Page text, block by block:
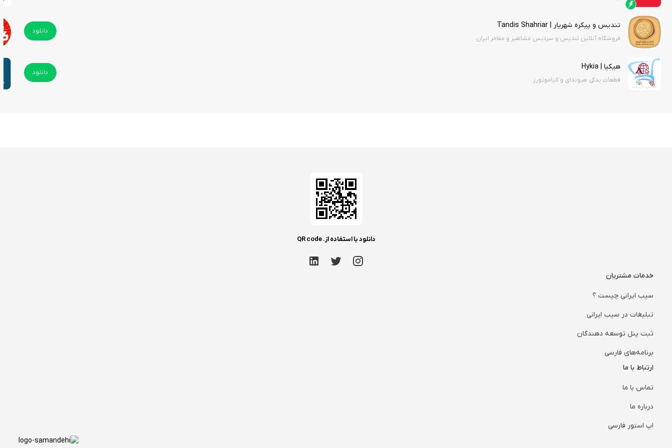
تندیس و پیکره شهریار | Tandis Shahriar
فروشگاه آنلاین تندیس و سردیس مشاهیر و مفاخر ایران
دانلود
هیکیا | Hykia
قطعات یدکی هیوندای و کیاموتورز
دانلود
دانلود با استفاده از. QR code
خدمات مشتریان
سیب ایرانی چیست ؟
تبلیغات در سیب ایرانی
ثبت پنل توسعه دهندگان
برنامه‌های فارسی
ارتباط با ما
تماس با ما
درباره ما
اپ استور فارسی